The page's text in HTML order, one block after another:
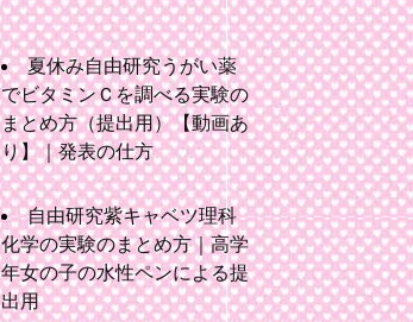
夏休み自由研究うがい薬
でビタミンＣを調べる実験の
まとめ方（提出用）【動画あ
り】｜発表の仕方
自由研究紫キャベツ理科
化学の実験のまとめ方｜高学
年女の子の水性ペンによる提
出用